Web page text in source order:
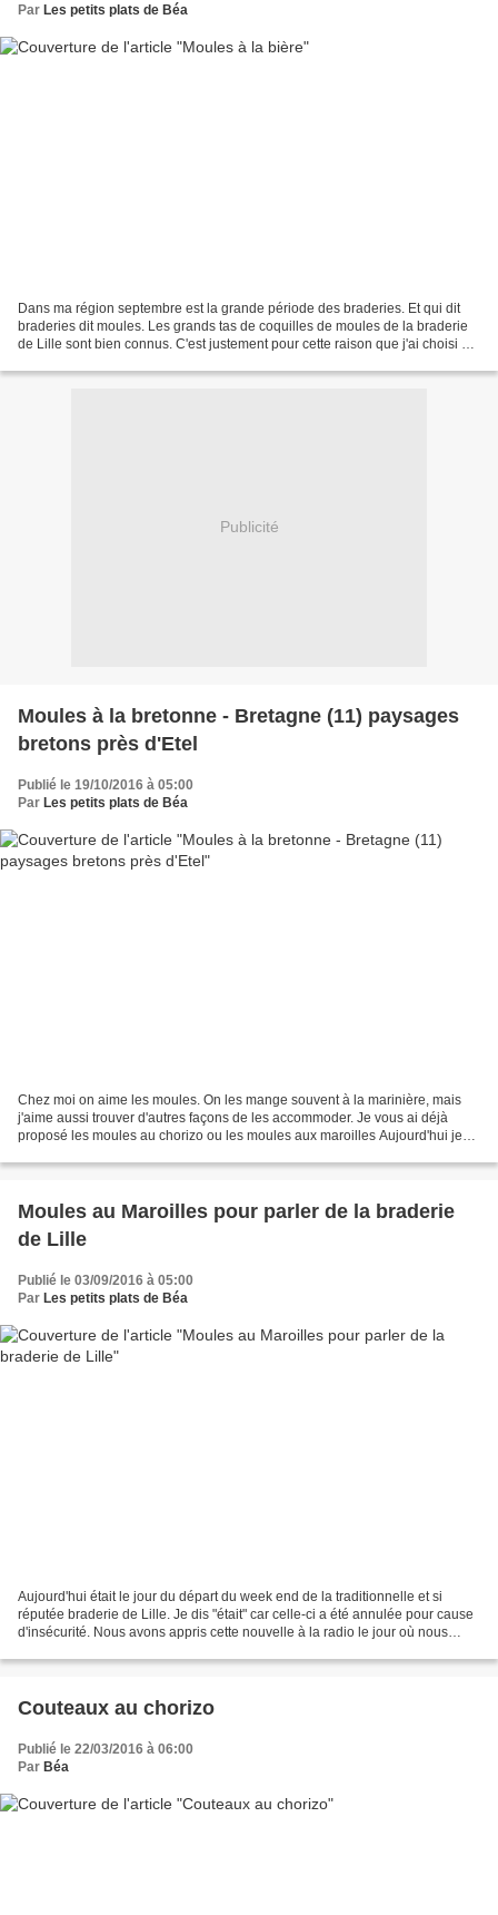
Par Les petits plats de Béa
Dans ma région septembre est la grande période des braderies. Et qui dit
braderies dit moules. Les grands tas de coquilles de moules de la braderie
de Lille sont bien connus. C'est justement pour cette raison que j'ai choisi de
Publicité
Moules à la bretonne - Bretagne (11) paysages
bretons près d'Etel
Publié le 19/10/2016 à 05:00
Par Les petits plats de Béa
Chez moi on aime les moules. On les mange souvent à la marinière, mais
j'aime aussi trouver d'autres façons de les accommoder. Je vous ai déjà
proposé les moules au chorizo ou les moules aux maroilles Aujourd'hui je
Moules au Maroilles pour parler de la braderie
de Lille
Publié le 03/09/2016 à 05:00
Par Les petits plats de Béa
Aujourd'hui était le jour du départ du week end de la traditionnelle et si
réputée braderie de Lille. Je dis "était" car celle-ci a été annulée pour cause
d'insécurité. Nous avons appris cette nouvelle à la radio le jour où nous
Couteaux au chorizo
Publié le 22/03/2016 à 06:00
Par Béa